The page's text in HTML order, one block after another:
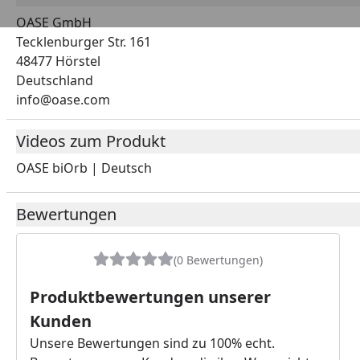
OASE GmbH
Tecklenburger Str. 161
48477 Hörstel
Deutschland
info@oase.com
Videos zum Produkt
OASE biOrb | Deutsch
Youtube-
Bewertungen
(0 Bewertungen)
Produktbewertungen unserer
Kunden
Unsere Bewertungen sind zu 100% echt.